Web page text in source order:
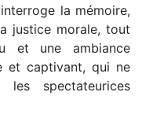
la mémoire,
justice morale, tout
et une ambiance
et captivant, qui ne
spectateurices